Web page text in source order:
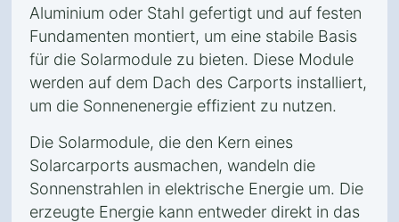
Aluminium oder Stahl gefertigt und auf festen
Fundamenten montiert, um eine stabile Basis
für die Solarmodule zu bieten. Diese Module
werden auf dem Dach des Carports installiert,
um die Sonnenenergie effizient zu nutzen.
Die Solarmodule, die den Kern eines
Solarcarports ausmachen, wandeln die
Sonnenstrahlen in elektrische Energie um. Die
erzeugte Energie kann entweder direkt in das